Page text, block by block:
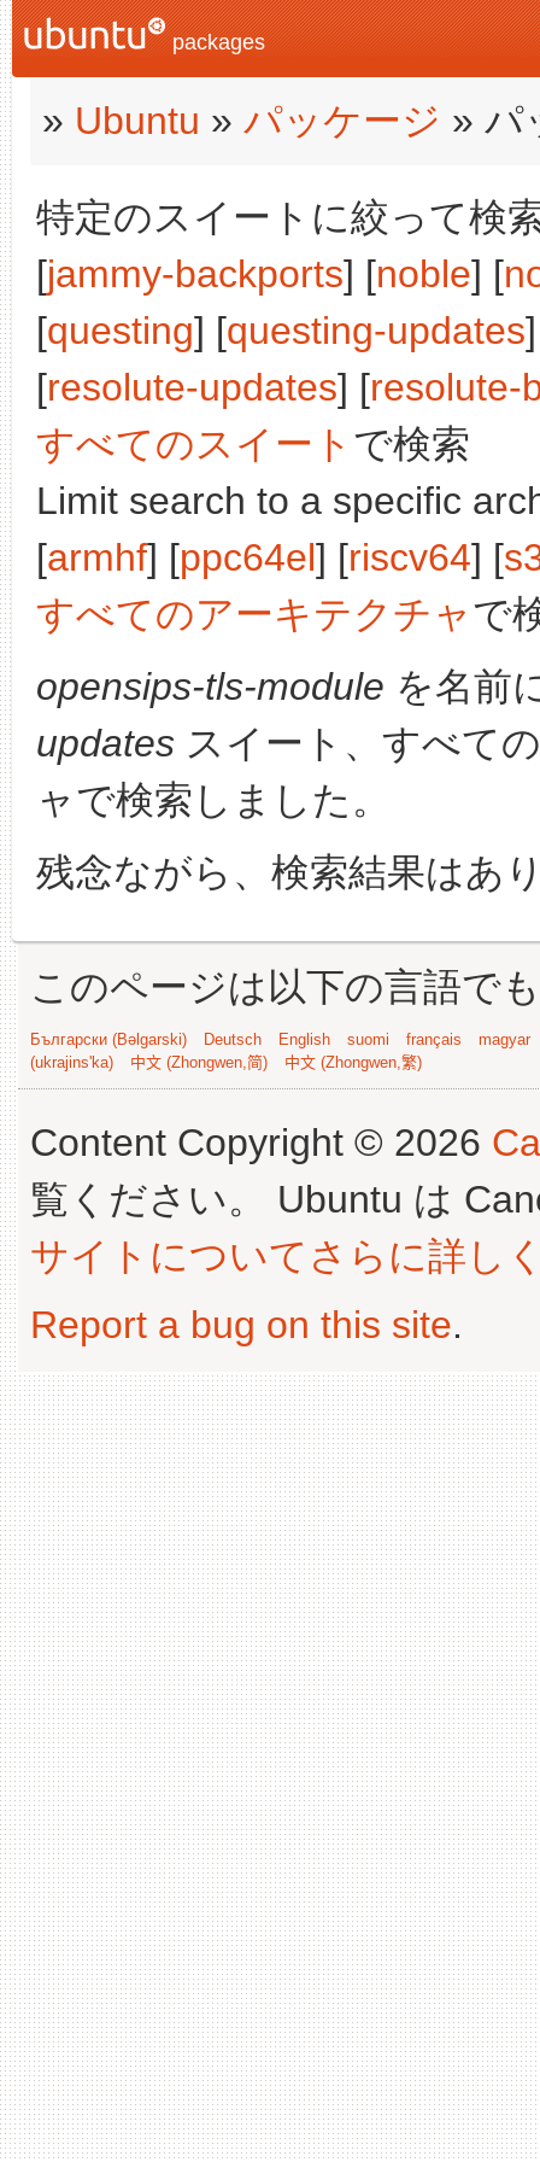
packages
» Ubuntu » パッケージ » パ
特定のスイートに絞って検
[jammy-backports] [noble] [
[questing] [questing-updates
[resolute-updates] [resolute-
すべてのスイート で検索
Limit search to a specific
[armhf] [ppc64el] [riscv64] [
すべてのアーキテクチャで
opensips-tls-module を名前
updates スイート、すべて
ャで検索しました。
残念ながら、検索結果はあ
このページは以下の言語で
Български (Bəlgarski) Deutsch English suomi français
magyar
(ukrajins'ka)
中文 (Zhongwen,简) 中文 (Zhongwen,繁)
Content Copyright © 2026
覧ください。 Ubuntu は
サイトについてさらに詳し
Report a bug on this site.